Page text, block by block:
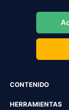
CONTENIDO
HERRAMIENTAS